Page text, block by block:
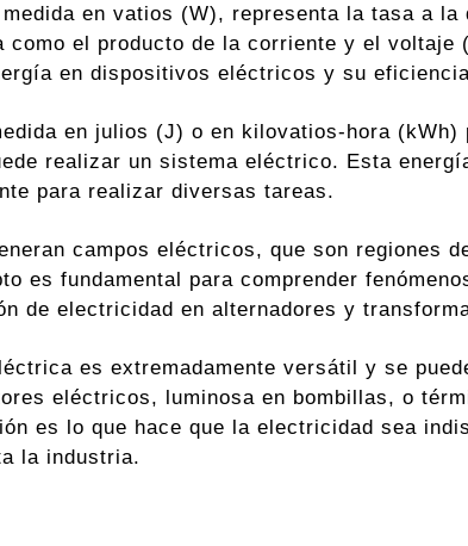
en vatios (W), representa la tasa a la
el producto de la corriente y el voltaje
en dispositivos eléctricos y su
en julios (J) o en kilovatios-hora (kWh)
realizar un sistema eléctrico. Esta
para realizar diversas tareas.
campos eléctricos, que son regiones
es fundamental para comprender
de electricidad en alternadores y
es extremadamente versátil y se
eléctricos, luminosa en bombillas, o
es lo que hace que la electricidad sea
la industria.